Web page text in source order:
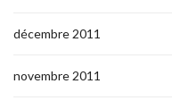
décembre 2011
novembre 2011